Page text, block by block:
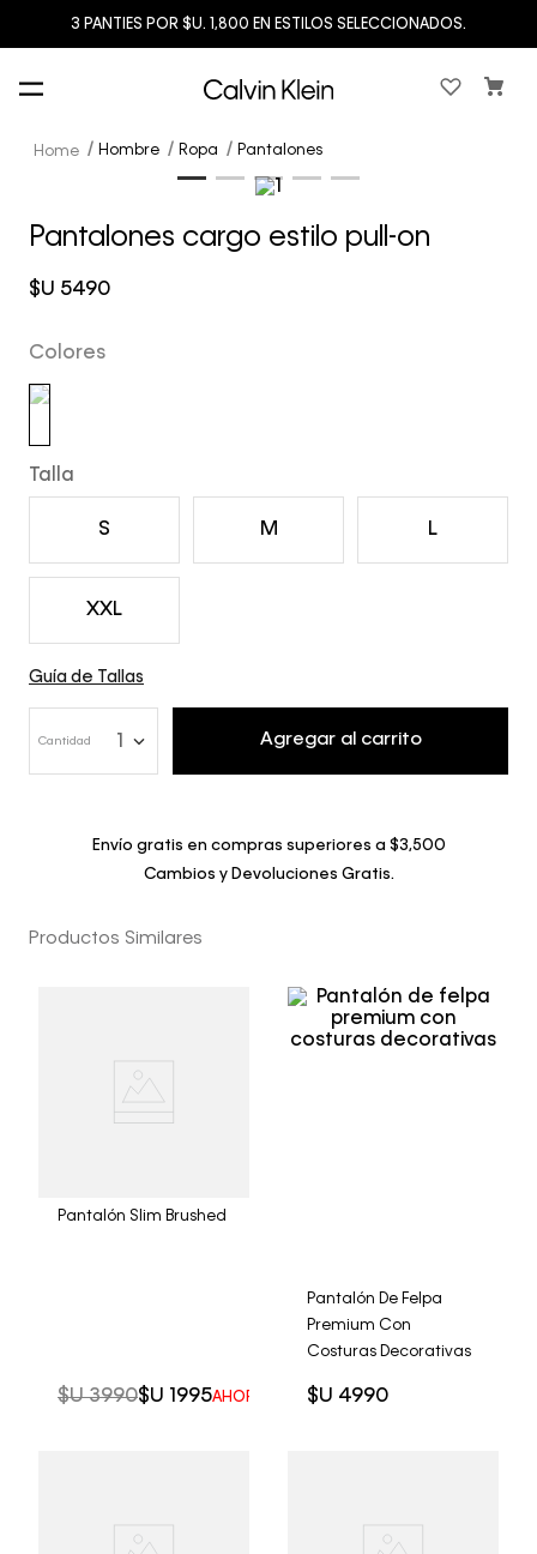
3 PANTIES POR $U. 1,800 EN ESTILOS SELECCIONADOS.
Hombre Ropa Pantalones
Pantalones cargo estilo pull-on
$U 5490
Colores
Talla
S M L
XXL
Guía de Tallas
Cantidad Agregar al carrito
Envío gratis en compras superiores a $3,500
Cambios y Devoluciones Gratis.
Productos Similares
Pantalón Slim Brushed
$U 3990$U 1995AHORRO DEL50%
Pantalón De Felpa
Premium Con
Costuras Decorativas
$U 4990